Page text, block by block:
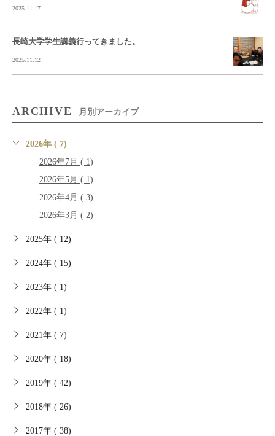
2025.11.17
長崎大学学生講義行ってきました。
2025.11.12
ARCHIVE 月別アーカイブ
2026年 ( 7)
2026年7月 ( 1)
2026年5月 ( 1)
2026年4月 ( 3)
2026年3月 ( 2)
2025年 ( 12)
2024年 ( 15)
2023年 ( 1)
2022年 ( 1)
2021年 ( 7)
2020年 ( 18)
2019年 ( 42)
2018年 ( 26)
2017年 ( 38)